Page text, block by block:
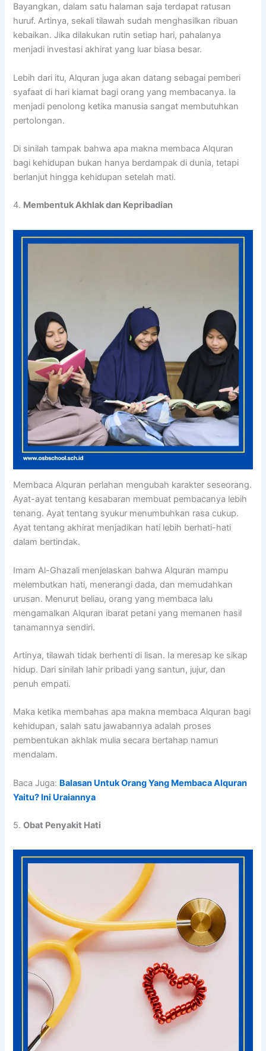
Bayangkan, dalam satu halaman saja terdapat ratusan
huruf. Artinya, sekali tilawah sudah menghasilkan ribuan
kebaikan. Jika dilakukan rutin setiap hari, pahalanya
menjadi investasi akhirat yang luar biasa besar.
Lebih dari itu, Alquran juga akan datang sebagai pemberi
syafaat di hari kiamat bagi orang yang membacanya. Ia
menjadi penolong ketika manusia sangat membutuhkan
pertolongan.
Di sinilah tampak bahwa apa makna membaca Alquran
bagi kehidupan bukan hanya berdampak di dunia, tetapi
berlanjut hingga kehidupan setelah mati.
4. Membentuk Akhlak dan Kepribadian
Membaca Alquran perlahan mengubah karakter seseorang.
Ayat-ayat tentang kesabaran membuat pembacanya lebih
tenang. Ayat tentang syukur menumbuhkan rasa cukup.
Ayat tentang akhirat menjadikan hati lebih berhati-hati
dalam bertindak.
Imam Al-Ghazali menjelaskan bahwa Alquran mampu
melembutkan hati, menerangi dada, dan memudahkan
urusan. Menurut beliau, orang yang membaca lalu
mengamalkan Alquran ibarat petani yang memanen hasil
tanamannya sendiri.
Artinya, tilawah tidak berhenti di lisan. Ia meresap ke sikap
hidup. Dari sinilah lahir pribadi yang santun, jujur, dan
penuh empati.
Maka ketika membahas apa makna membaca Alquran bagi
kehidupan, salah satu jawabannya adalah proses
pembentukan akhlak mulia secara bertahap namun
mendalam.
Baca Juga: Balasan Untuk Orang Yang Membaca Alquran
Yaitu? Ini Uraiannya
5.Obat Penyakit Hati